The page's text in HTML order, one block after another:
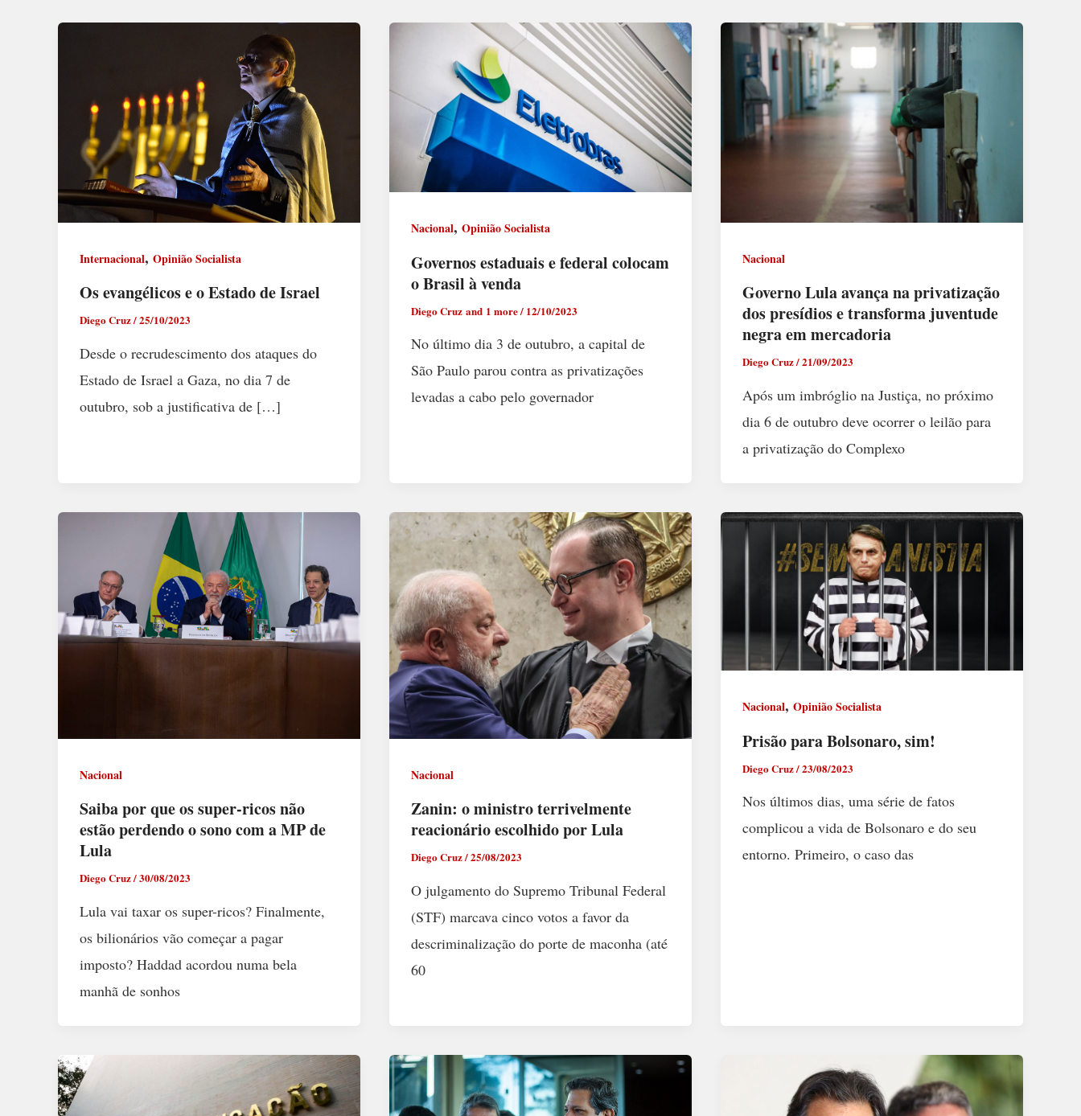
Internacional, Opinião Socialista
Os evangélicos e o Estado de Israel
Diego Cruz/25/10/2023
Desde o recrudescimento dos ataques do
Estado de Israel a Gaza, no dia 7 de
outubro, sob a justificativa de […]
Nacional, Opinião Socialista
Governos estaduais e federal colocam
o Brasil à venda
Diego Cruzand 1 more/ 12/10/2023
No último dia 3 de outubro, a capital de
São Paulo parou contra as privatizações
levadas a cabo pelo governador
Nacional
Governo Lula avança na privatização
dos presídios e transforma juventude
negra em mercadoria
Diego Cruz/21/09/2023
Após um imbróglio na Justiça, no próximo
dia 6 de outubro deve ocorrer o leilão para
a privatização do Complexo
Nacional
Saiba por que os super-ricos não
estão perdendo o sono com a MP de
Lula
Diego Cruz/30/08/2023
Lula vai taxar os super-ricos? Finalmente,
os bilionários vão começar a pagar
imposto? Haddad acordou numa bela
manhã de sonhos
Nacional
Zanin: o ministro terrivelmente
reacionário escolhido por Lula
Diego Cruz/25/08/2023
O julgamento do Supremo Tribunal Federal
(STF) marcava cinco votos a favor da
descriminalização do porte de maconha (até
60
Nacional, Opinião Socialista
Prisão para Bolsonaro, sim!
Diego Cruz/23/08/2023
Nos últimos dias, uma série de fatos
complicou a vida de Bolsonaro e do seu
entorno. Primeiro, o caso das